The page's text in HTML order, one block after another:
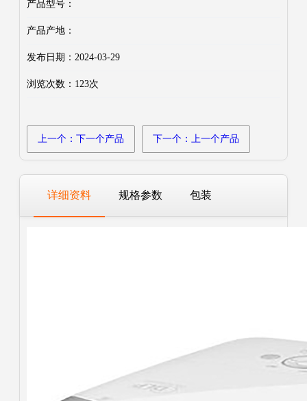
产品型号：
产品产地：
发布日期：2024-03-29
浏览次数： 123次
上一个：下一个产品 下一个：上一个产品
详细资料 规格参数 包装